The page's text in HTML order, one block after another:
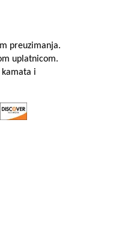
preuzimanja.
uplatnicom.
i